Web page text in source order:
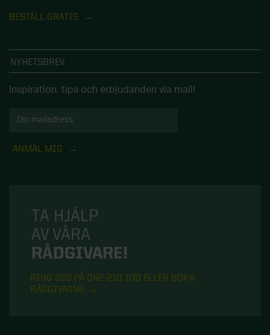
BESTÄLL GRATIS
NYHETSBREV
Inspiration, tips och erbjudanden via mail!
ANMÄL MIG
TA HJÄLP
AV VÅRA
RÅDGIVARE!
RING OSS PÅ 042-210 100 ELLER BOKA
RÅDGIVNING